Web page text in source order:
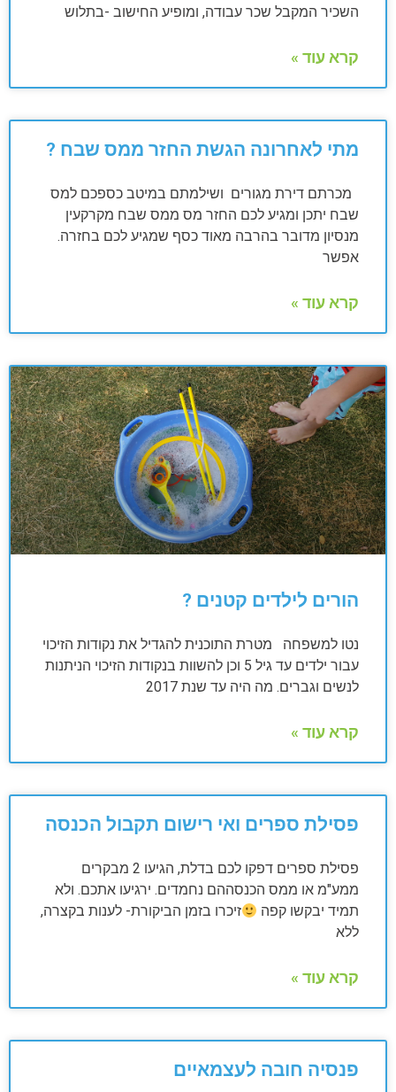
השכיר המקבל שכר עבודה, ומופיע החישוב -בתלוש
קרא עוד »
מתי לאחרונה הגשת החזר ממס שבח ?
מכרתם דירת מגורים ושילמתם במיטב כספכם למס
שבח יתכן ומגיע לכם החזר מס ממס שבח מקרקעין
מנסיון מדובר בהרבה מאוד כסף שמגיע לכם בחזרה.
אפשר
קרא עוד »
הורים לילדים קטנים ?
נטו למשפחה מטרת התוכנית להגדיל את נקודות הזיכוי
עבור ילדים עד גיל 5 וכן להשוות בנקודות הזיכוי הניתנות
לנשים וגברים. מה היה עד שנת 2017
קרא עוד »
פסילת ספרים ואי רישום תקבול הכנסה
פסילת ספרים דפקו לכם בדלת, הגיעו 2 מבקרים
ממע"מ או ממס הכנסההם נחמדים. ירגיעו אתכם. ולא
תמיד יבקשו קפה
זיכרו בזמן הביקורת- לענות בקצרה,
ללא
קרא עוד »
פנסיה חובה לעצמאיים